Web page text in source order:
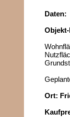
Daten:
Ort: